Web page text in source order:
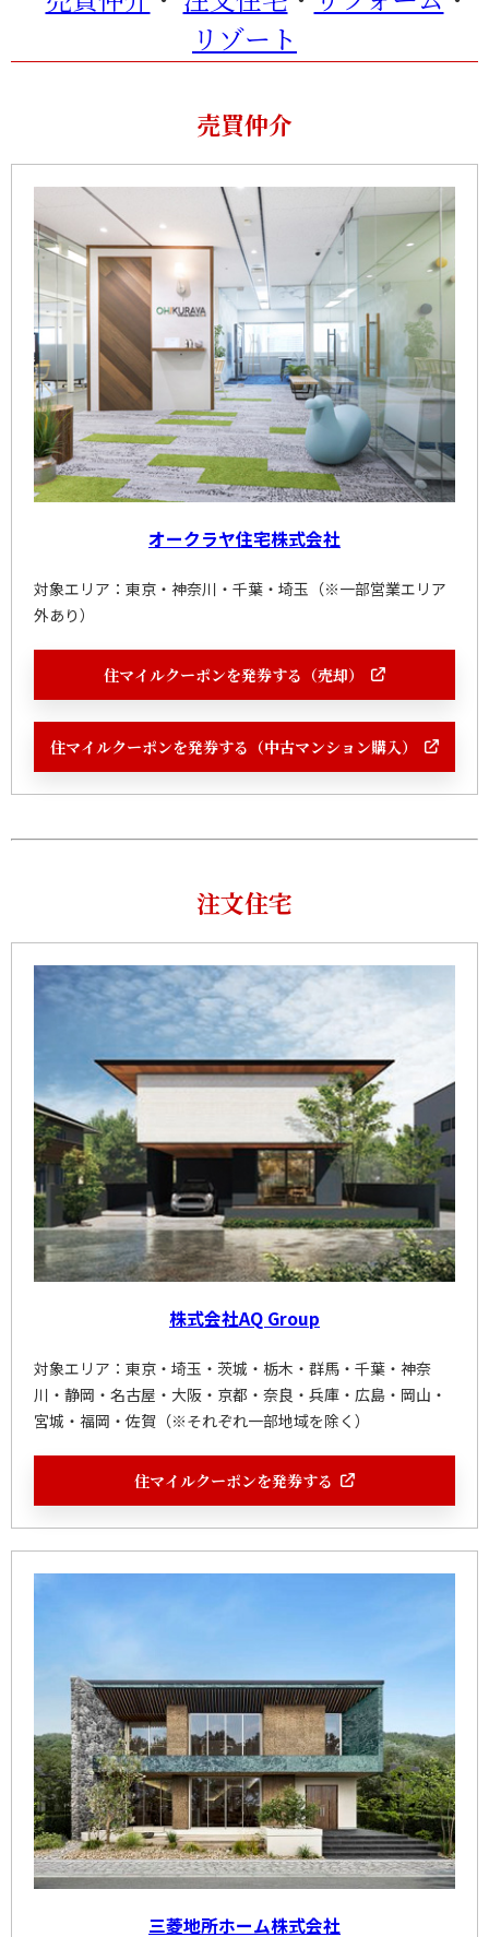
リゾート
売買仲介
オークラヤ住宅株式会社
対象エリア：東京・神奈川・千葉・埼玉（※一部営業エリア
外あり）
住マイルクーポンを発券する（売却）
住マイルクーポンを発券する（中古マンション購入）
注文住宅
株式会社AQ Group
対象エリア：東京・埼玉・茨城・栃木・群馬・千葉・神奈
川・静岡・名古屋・大阪・京都・奈良・兵庫・広島・岡山・
宮城・福岡・佐賀（※それぞれ一部地域を除く）
住マイルクーポンを発券する
三菱地所ホーム株式会社